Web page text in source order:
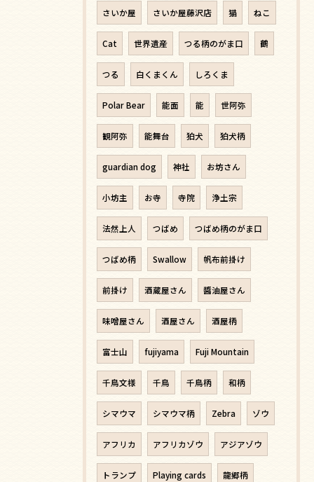
さいか屋 さいか屋藤沢店 猫 ねこ
Cat 世界遺産 つる柄のがま口 鶴
つる 白くまくん しろくま
Polar Bear 能面 能 世阿弥
観阿弥 能舞台 狛犬 狛犬柄
guardian dog 神社 お坊さん
小坊主 お寺 寺院 浄土宗
法然上人 つばめ つばめ柄のがま口
つばめ柄 Swallow 帆布前掛け
前掛け 酒蔵屋さん 醬油屋さん
味噌屋さん 酒屋さん 酒屋柄
富士山 fujiyama Fuji Mountain
千鳥文様 千鳥 千鳥柄 和柄
シマウマ シマウマ柄 Zebra ゾウ
アフリカ アフリカゾウ アジアゾウ
トランプ Playing cards 龍郷柄